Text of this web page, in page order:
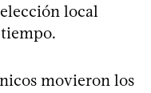
local
movieron los